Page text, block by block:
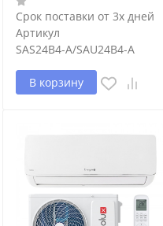
Срок поставки от 3х дней
Артикул
SAS24B4-A/SAU24B4-A
В корзину